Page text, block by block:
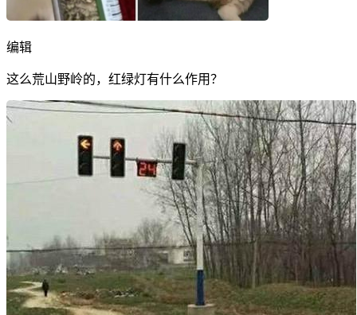
编辑
这么荒山野岭的，红绿灯有什么作用？